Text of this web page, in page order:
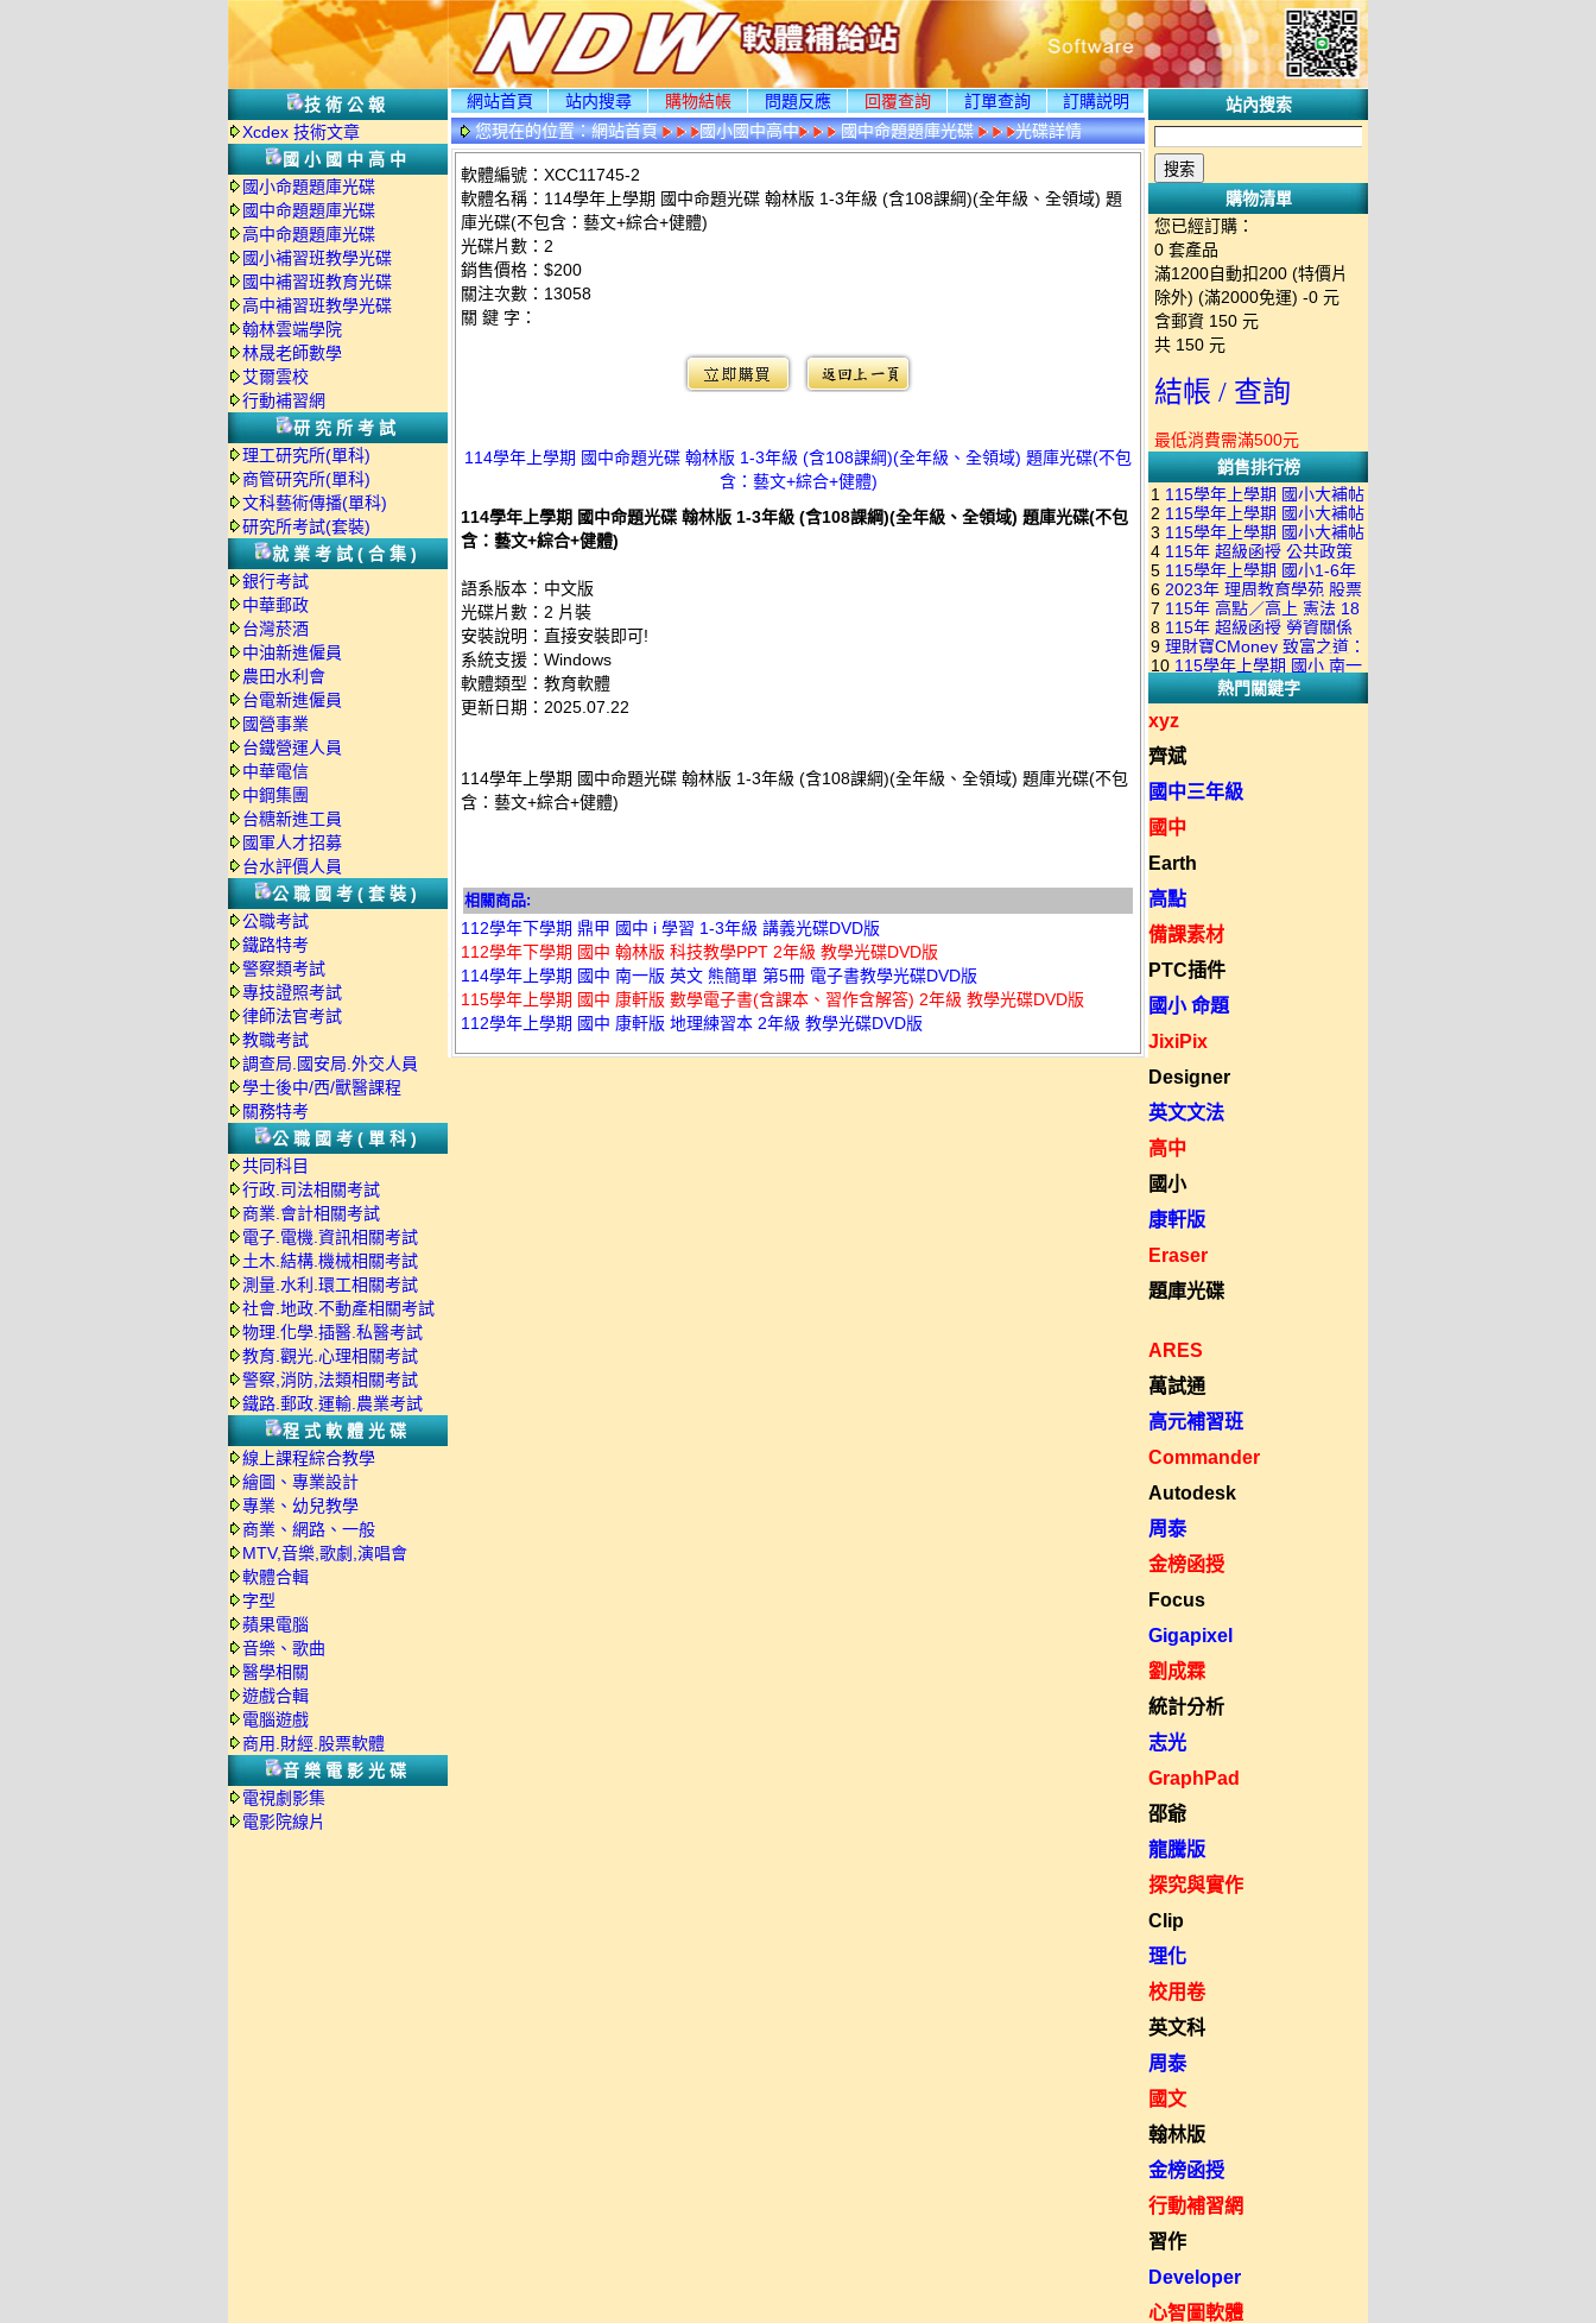
技術公報
Xcdex 技術文章
國小國中高中
國小命題題庫光碟
國中命題題庫光碟
高中命題題庫光碟
國小補習班教學光碟
國中補習班教育光碟
高中補習班教學光碟
翰林雲端學院
林晟老師數學
艾爾雲校
行動補習網
研究所考試
理工研究所(單科)
商管研究所(單科)
文科藝術傳播(單科)
研究所考試(套裝)
就業考試(合集)
銀行考試
中華郵政
台灣菸酒
中油新進僱員
農田水利會
台電新進僱員
國營事業
台鐵營運人員
中華電信
中鋼集團
台糖新進工員
國軍人才招募
台水評價人員
公職國考(套裝)
公職考試
鐵路特考
警察類考試
專技證照考試
律師法官考試
教職考試
調查局.國安局.外交人員
學士後中/西/獸醫課程
關務特考
公職國考(單科)
共同科目
行政.司法相關考試
商業.會計相關考試
電子.電機.資訊相關考試
土木.結構.機械相關考試
測量.水利.環工相關考試
社會.地政.不動產相關考試
物理.化學.插醫.私醫考試
教育.觀光.心理相關考試
警察,消防,法類相關考試
鐵路.郵政.運輸.農業考試
程式軟體光碟
線上課程綜合教學
繪圖、專業設計
專業、幼兒教學
商業、網路、一般
MTV,音樂,歌劇,演唱會
軟體合輯
字型
蘋果電腦
音樂、歌曲
醫學相關
遊戲合輯
電腦遊戲
商用.財經.股票軟體
音樂電影光碟
電視劇影集
電影院線片
網站首頁 站内搜尋 購物結帳 問題反應 回覆查詢 訂單查詢
訂購説明
您現在的位置：網站首頁 國小國中高中 國中命題題庫光碟 光碟詳情
軟體編號：XCC11745-2
軟體名稱：114學年上學期 國中命題光碟 翰林版 1-3年級 (含108課綱)(全年級、全領域) 題
庫光碟(不包含：藝文+綜合+健體)
光碟片數：2
銷售價格：$200
關注次數： 13058
關 鍵 字：
114學年上學期 國中命題光碟 翰林版 1-3年級 (含108課綱)(全年級、全領域) 題庫光碟(不包
含：藝文+綜合+健體)
114學年上學期 國中命題光碟 翰林版 1-3年級 (含108課綱)(全年級、全領域) 題庫光碟(不包
含：藝文+綜合+健體)
語系版本：中文版
光碟片數：2 片裝
安裝說明：直接安裝即可!
系統支援：Windows
軟體類型：教育軟體
更新日期：2025.07.22
114學年上學期 國中命題光碟 翰林版 1-3年級 (含108課綱)(全年級、全領域) 題庫光碟(不包
含：藝文+綜合+健體)
相關商品:
112學年下學期 鼎甲 國中 i 學習 1-3年級 講義光碟DVD版
112學年下學期 國中 翰林版 科技教學PPT 2年級 教學光碟DVD版
114學年上學期 國中 南一版 英文 熊簡單 第5冊 電子書教學光碟DVD版
115學年上學期 國中 康軒版 數學電子書(含課本、習作含解答) 2年級 教學光碟DVD版
112學年上學期 國中 康軒版 地理練習本 2年級 教學光碟DVD版
站內搜索
購物清單
您已經訂購：
0 套產品
滿1200自動扣200 (特價片
除外) (滿2000免運) -0 元
含郵資 150 元
共 150 元
結帳 / 查詢
最低消費需滿500元
銷售排行榜
1 115學年上學期 國小大補帖
南一版 國語+數學+社會+生活
+自然 1-6年級 教學光碟DVD
版(3DVD)
2 115學年上學期 國小大補帖
康軒版 國語+數學+社會+生活
+自然 1-6年級 教學光碟DVD
版(3DVD)
3 115學年上學期 國小大補帖
翰林版 國語+數學+社會+生活
+自然 1-6年級 教學光碟DVD
版(3DVD)
4 115年 超級函授 公共政策
22堂課+總複習 張楚老師 含
PDF講義 函授DVD(9DVD)
5 115學年上學期 國小1-6年
級 習作解答(含康軒.南一.翰林
全版本.全科目)合輯版 DVD版
6 2023年 理周教育學苑 股票
當沖煉金術 主講：朱家泓 國
語發音 DVD版
7 115年 高點／高上 憲法 18
堂課 宗台大老師 含PDF講義
函授DVD(8DVD)【適用於律
師司法考試】
8 115年 超級函授 勞資關係
概要 11堂課+總複習 陸川老
師 含PDF講義 函授
DVD(5DVD)
9 理財寶CMoney 致富之道：
上班族飆股攻略班 主講：朱
家泓+林穎 國語發音 DVD版
10 115學年上學期 國小 南一
版 教師手冊(全年級、全領域)
教學光碟DVD版
熱門關鍵字
xyz
齊斌
國中三年級
國中
Earth
高點
備課素材
PTC插件
國小 命題
JixiPix
Designer
英文文法
高中
國小
康軒版
Eraser
題庫光碟
ARES
萬試通
高元補習班
Commander
Autodesk
周泰
金榜函授
Focus
Gigapixel
劉成霖
統計分析
志光
GraphPad
邵爺
龍騰版
探究與實作
Clip
理化
校用卷
英文科
周泰
國文
翰林版
金榜函授
行動補習網
習作
Developer
心智圖軟體